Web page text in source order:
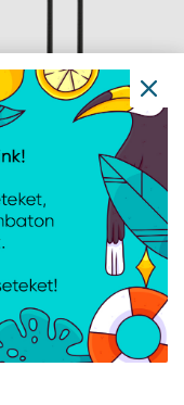
CB302G STEELY
Type C 60W
sodorszálas
3A, acélszürke -